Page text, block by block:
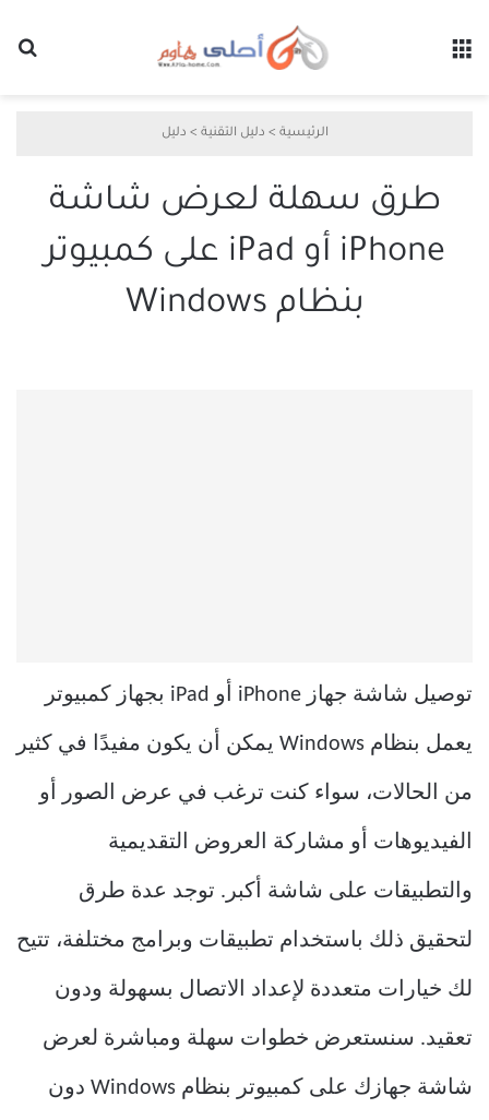
الرئيسية > دليل التقنية > دليل
طرق سهلة لعرض شاشة
iPhone أو iPad على كمبيوتر
بنظام Windows
توصيل شاشة جهاز iPhone أو iPad بجهاز كمبيوتر
يعمل بنظام Windows يمكن أن يكون مفيدًا في كثير
من الحالات، سواء كنت ترغب في عرض الصور أو
الفيديوهات أو مشاركة العروض التقديمية
والتطبيقات على شاشة أكبر. توجد عدة طرق
لتحقيق ذلك باستخدام تطبيقات وبرامج مختلفة، تتيح
لك خيارات متعددة لإعداد الاتصال بسهولة ودون
تعقيد. سنستعرض خطوات سهلة ومباشرة لعرض
شاشة جهازك على كمبيوتر بنظام Windows دون